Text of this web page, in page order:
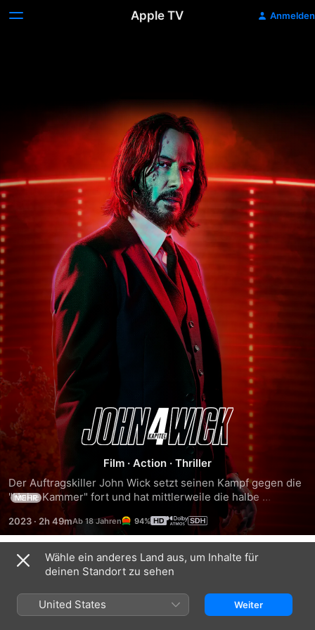
Apple TV Anmelden
John
Wick:
Kapitel
4
Film · Action · Thriller
Der Auftragskiller John Wick setzt seinen Kampf gegen die
"Hohe Kammer" fort und hat mittlerweile die halbe
Unterwelt gegen sich aufgebracht. Wick kann förmlich
zusehen, wie das Kopfgeld auf ihn immer weiter steigt. Sein
mächtigster Gegner ist Unterwelt-Boss Marquis de
Gramont, der starke Allianzen hinter sich versammelt hat
und dem seine Handlanger Shimazu und Killa treu zur Seite
von New York über Paris und Osaka bis nach Berlin.
MEHR
2023 · 2h 49m 94%
Trailer
Wähle ein anderes Land aus, um Inhalte für
deinen Standort zu sehen
United States Weiter